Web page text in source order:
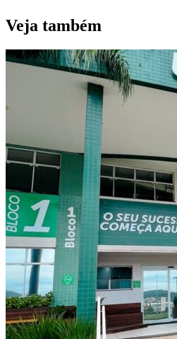
Veja também